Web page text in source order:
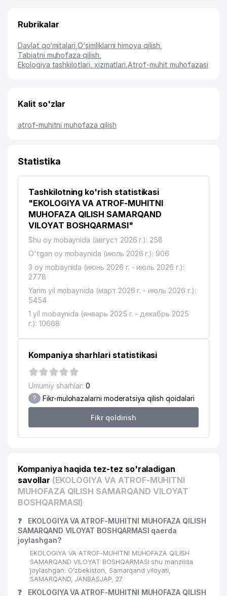
Rubrikalar
Davlat qo‘mitalari ,O‘simliklarni himoya qilish
Tabiatni muhofaza qilish
Ekologiya tashkilotlari, xizmatlari Atrof-muhit muhofazasi
Kalit so'zlar
atrof-muhitni muhofaza qilish
Statistika
Tashkilotning ko'rish statistikasi
"EKOLOGIYA VA ATROF-MUHITNI
MUHOFAZA QILISH SAMARQAND
VILOYAT BOSHQARMASI"
Shu oy mobaynida (август 2026 г.): 258
O'tgan oy mobaynida (июль 2026 г.): 906
3 oy mobaynida (июнь 2026 г. - июль 2026 г.):
2778
Yarim yil mobaynida (март 2026 г. - июль 2026 г.):
5454
1 yil mobaynida (январь 2025 г. - декабрь 2025
г.): 10668
Kompaniya sharhlari statistikasi
Umumiy sharhlar: 0
? Fikr-mulohazalarni moderatsiya qilish qoidalari
Fikr qoldirish
Kompaniya haqida tez-tez so'raladigan
savollar (EKOLOGIYA VA ATROF-MUHITNI
MUHOFAZA QILISH SAMARQAND VILOYAT
BOSHQARMASI)
❓
EKOLOGIYA VA ATROF-MUHITNI MUHOFAZA QILISH
SAMARQAND VILOYAT BOSHQARMASI qaerda
joylashgan?
EKOLOGIYA VA ATROF-MUHITNI MUHOFAZA QILISH
SAMARQAND VILOYAT BOSHQARMASI shu manzilda
joylashgan: O'zbekiston, Samarqand viloyati,
SAMARQAND, JANBASJAP, 27.
❓ EKOLOGIYA VA ATROF-MUHITNI MUHOFAZA QILISH